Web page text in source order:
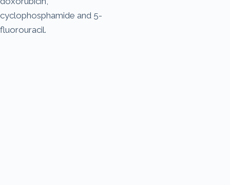
cyclophosphamide and 5-
fluorouracil.